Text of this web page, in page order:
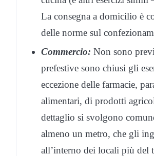
La consegna a domicilio è
delle norme sul
Commercio: Non sono
prefestive sono chiusi gli
eccezione delle farmacie,
alimentari, di prodotti
dettaglio si svolgono
almeno un metro, che gli
all’interno dei locali più del